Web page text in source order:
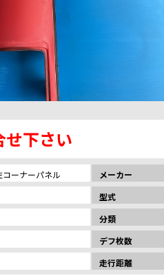
せ下さい
ーナーパネル メーカー
型式
分類
デフ枚数
走行距離